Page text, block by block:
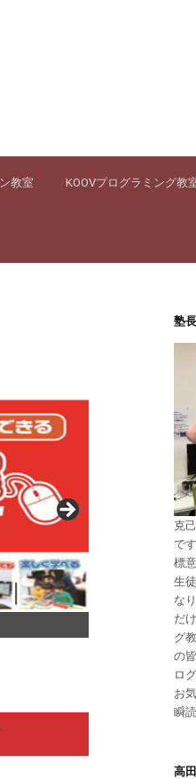
教室 KOOVプログラミング教
塾
克
で
標
生
な
だ
グ
の
ロ
お
瞬
高